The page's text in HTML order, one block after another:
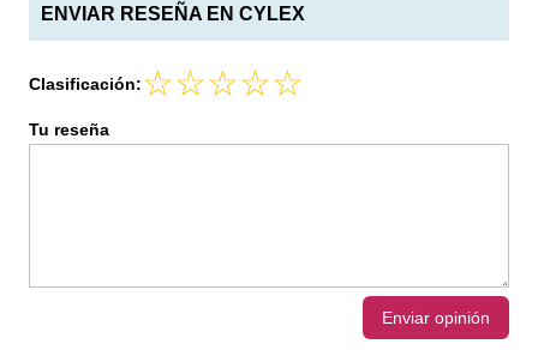
ENVIAR RESEÑA EN CYLEX
Clasificación:
Tu reseña
Enviar opinión